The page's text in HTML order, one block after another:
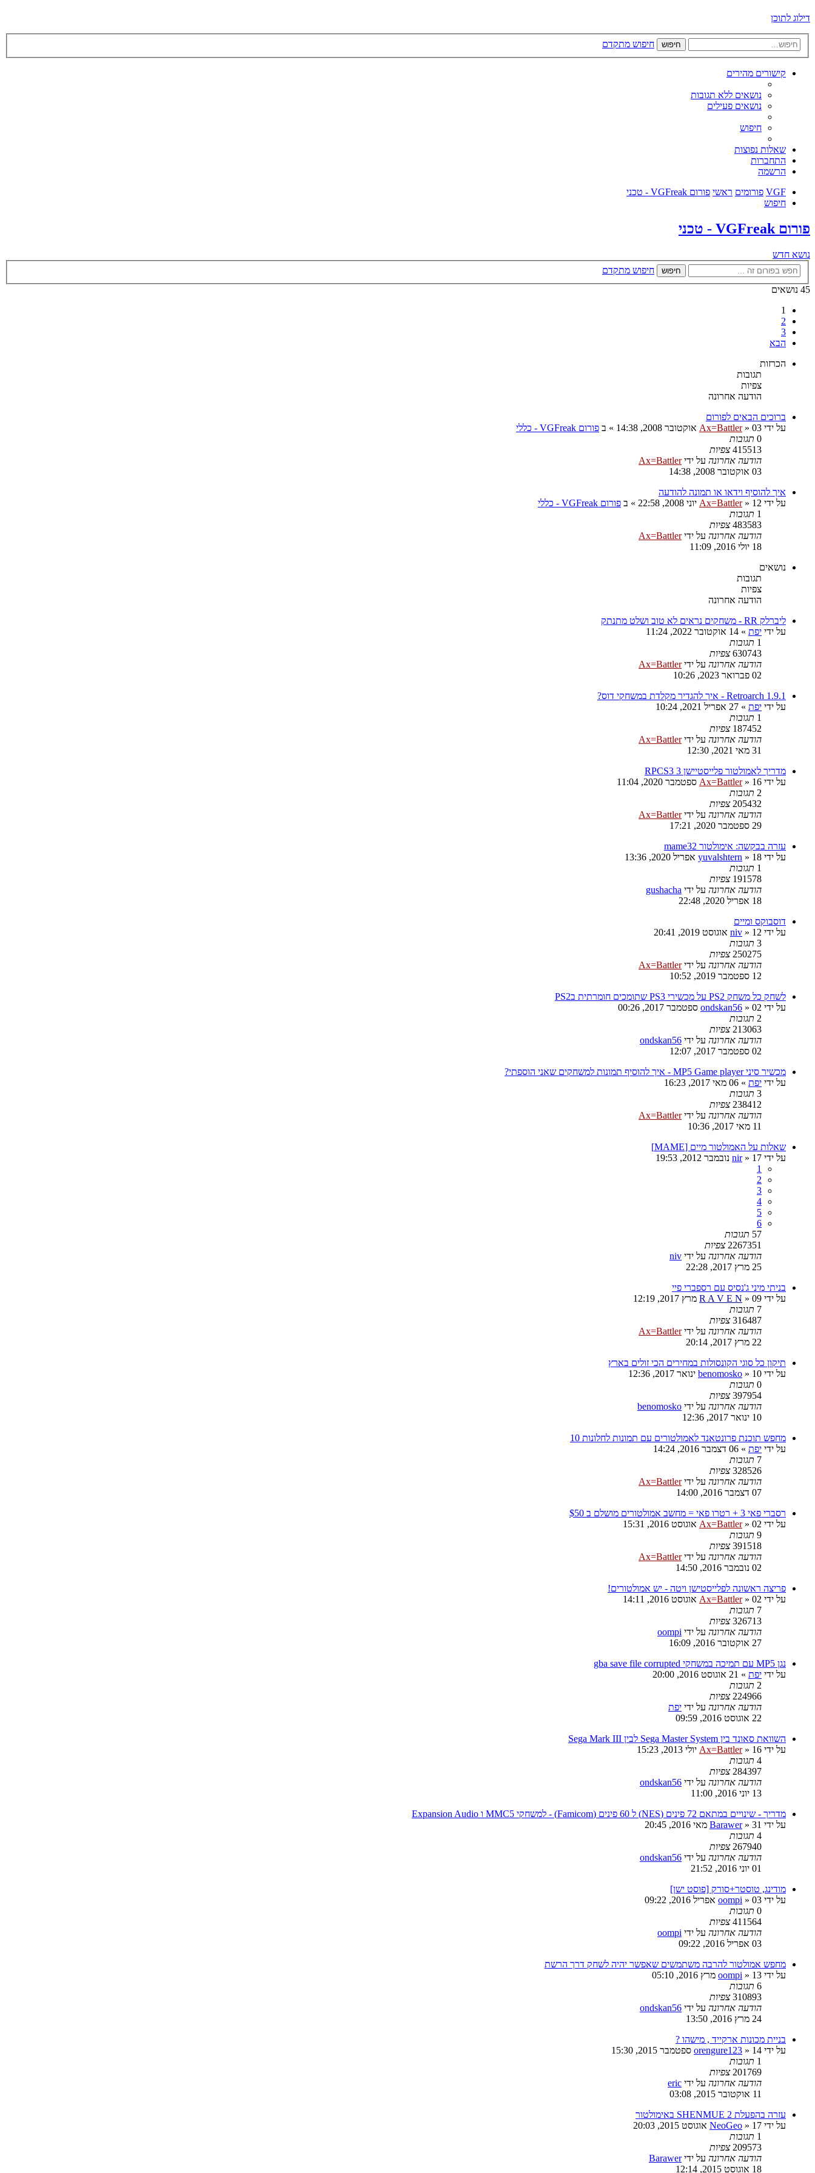
דילוג לתוכן
חיפוש חיפוש מתקדם
קישורים מהירים
נושאים ללא תגובות
נושאים פעילים
חיפוש
שאלות נפוצות
התחברות
הרשמה
VGF פורומים ראשי פורום VGFreak - טכני
חיפוש
פורום VGFreak - טכני
נושא חדש
חיפוש
חיפוש מתקדם
45 נושאים
1
2
3
הבא
הכרזות
תגובות
צפיות
הודעה אחרונה
ברוכים הבאים לפורום
על ידי
Ax=Battler» 03 אוקטובר 2008, 14:38 » ב פורום VGFreak - כללי
0 תגובות
415513 צפיות
הודעה אחרונה על ידיAx=Battler
03 אוקטובר 2008, 14:38
איך להוסיף וידאו או תמונה להודעה
על ידי
Ax=Battler» 12 יוני 2008, 22:58 » ב פורום VGFreak - כללי
1 תגובות
483583 צפיות
הודעה אחרונה על ידיAx=Battler
18 יולי 2016, 11:09
נושאים
תגובות
צפיות
הודעה אחרונה
ליברלק RR - משחקים נראים לא טוב ושלט מתנתק
על ידי יפת » 14 אוקטובר 2022, 11:24
1 תגובות
630743 צפיות
הודעה אחרונה על ידיAx=Battler
02 פברואר 2023, 10:26
Retroarch 1.9.1 - איך להגדיר מקלדת במשחקי דוס?
על ידי יפת » 27 אפריל 2021, 10:24
1 תגובות
187452 צפיות
הודעה אחרונה על ידיAx=Battler
31 מאי 2021, 12:30
מדריך לאמולטור פלייסטיישן 3 RPCS3
על ידי
Ax=Battler» 16 ספטמבר 2020, 11:04
2 תגובות
205432 צפיות
הודעה אחרונה על ידיAx=Battler
29 ספטמבר 2020, 17:21
עזרה בבקשה: אימולטור mame32
על ידי
yuvalshtern » 18 אפריל 2020, 13:36
1 תגובות
191578 צפיות
הודעה אחרונה על ידי gushacha
18 אפריל 2020, 22:48
דוסבוקס ומיים
על ידי
niv » 12 אוגוסט 2019, 20:41
3 תגובות
250275 צפיות
הודעה אחרונה על ידיAx=Battler
12 ספטמבר 2019, 10:52
לשחק כל משחק PS2 על מכשירי PS3 שתומכים חומרתית בPS2
על ידי
ondskan56 » 02 ספטמבר 2017, 00:26
2 תגובות
213063 צפיות
הודעה אחרונה על ידי ondskan56
02 ספטמבר 2017, 12:07
מכשיר סיני MP5 Game player - איך להוסיף תמונות למשחקים שאני הוספתי?
על ידי יפת » 06 מאי 2017, 16:23
3 תגובות
238412 צפיות
הודעה אחרונה על ידיAx=Battler
11 מאי 2017, 10:36
שאלות על האמולטור מיים [MAME]
על ידי
nir» 17 נובמבר 2012, 19:53
1
2
3
4
5
6
57 תגובות
2267351 צפיות
הודעה אחרונה על ידי niv
25 מרץ 2017, 22:28
בניתי מיני ג'נסיס עם רספברי פיי
על ידי
R A V E N » 09 מרץ 2017, 12:19
7 תגובות
316487 צפיות
הודעה אחרונה על ידיAx=Battler
22 מרץ 2017, 20:14
תיקון כל סוגי הקונסולות במחירים הכי זולים בארץ
על ידי
benomosko » 10 ינואר 2017, 12:36
0 תגובות
397954 צפיות
הודעה אחרונה על ידי benomosko
10 ינואר 2017, 12:36
מחפש תוכנת פרונטאנד לאמולטורים עם תמונות לחלונות 10
על ידי יפת » 06 דצמבר 2016, 14:24
7 תגובות
328526 צפיות
הודעה אחרונה על ידיAx=Battler
07 דצמבר 2016, 14:00
רסברי פאי 3 + רטרו פאי = מחשב אמולטורים מושלם ב $50
על ידי
Ax=Battler» 02 אוגוסט 2016, 15:31
9 תגובות
391518 צפיות
הודעה אחרונה על ידיAx=Battler
02 נובמבר 2016, 14:50
פריצה ראשונה לפלייסטישן ויטה - יש אמולטורים!
על ידי
Ax=Battler» 02 אוגוסט 2016, 14:11
7 תגובות
326713 צפיות
הודעה אחרונה על ידי oompi
27 אוקטובר 2016, 16:09
נגן MP5 עם תמיכה במשחקי gba save file corrupted
על ידי יפת » 21 אוגוסט 2016, 20:00
2 תגובות
224966 צפיות
הודעה אחרונה על ידי יפת
22 אוגוסט 2016, 09:59
השוואת סאונד בין Sega Master System לבין Sega Mark III
על ידי
Ax=Battler» 16 יולי 2013, 15:23
4 תגובות
284397 צפיות
הודעה אחרונה על ידי ondskan56
13 יוני 2016, 11:00
מדריך - שינויים במתאם 72 פינים (NES) ל 60 פינים (Famicom) - למשחקי MMC5 ו Expansion Audio
על ידי
Barawer» 31 מאי 2016, 20:45
4 תגובות
267940 צפיות
הודעה אחרונה על ידי ondskan56
01 יוני 2016, 21:52
מודינג, טוסטר+סורק [פוסט ישן]
על ידי
oompi » 03 אפריל 2016, 09:22
0 תגובות
411564 צפיות
הודעה אחרונה על ידי oompi
03 אפריל 2016, 09:22
מחפש אמולטור להרבה משתמשים שאפשר יהיה לשחק דרך הרשת
על ידי
oompi » 13 מרץ 2016, 05:10
6 תגובות
310893 צפיות
הודעה אחרונה על ידי ondskan56
24 מרץ 2016, 13:50
בניית מכונות ארקייד , מישהו ?
על ידי
orengure123 » 14 ספטמבר 2015, 15:30
1 תגובות
201769 צפיות
הודעה אחרונה על ידי eric
11 אוקטובר 2015, 03:08
עזרה בהפעלת SHENMUE 2 באימולטור
על ידי
NeoGeo » 17 אוגוסט 2015, 20:03
1 תגובות
209573 צפיות
הודעה אחרונה על ידיBarawer
18 אוגוסט 2015, 12:14